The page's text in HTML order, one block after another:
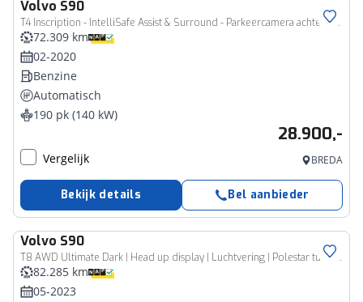
Volvo S90
T4 Inscription - IntelliSafe Assist & Surround - Parkeercamera achter - Verwarmde voorstoelen - Parkeersensoren voor & achter - Elektr. bedienb. voorstoelen met geheugen - 18' LMV
72.309 km
02-2020
Benzine
Automatisch
190 pk (140 kW)
28.900,-
Vergelijk BREDA
Bekijk details Bel aanbieder
Volvo S90
T8 AWD Ultimate Dark | Head up display | Luchtvering | Polestar tune | Trekhaak |21" | 360 Camera | Alarm | Styling kit |
82.285 km
05-2023